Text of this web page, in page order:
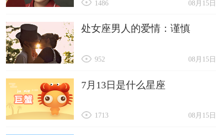
08月15日
1486
处女座男人的爱情：谨慎
08月15日
952
7月13日是什么星座
08月15日
1713